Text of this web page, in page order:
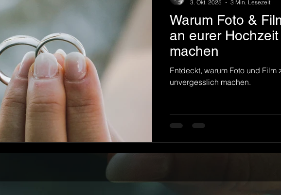
Warum Foto &
an eurer
machen
Entdeckt, warum Foto und Film
unvergesslich machen.
3. Okt. 2025
3 Min. Lesezeit